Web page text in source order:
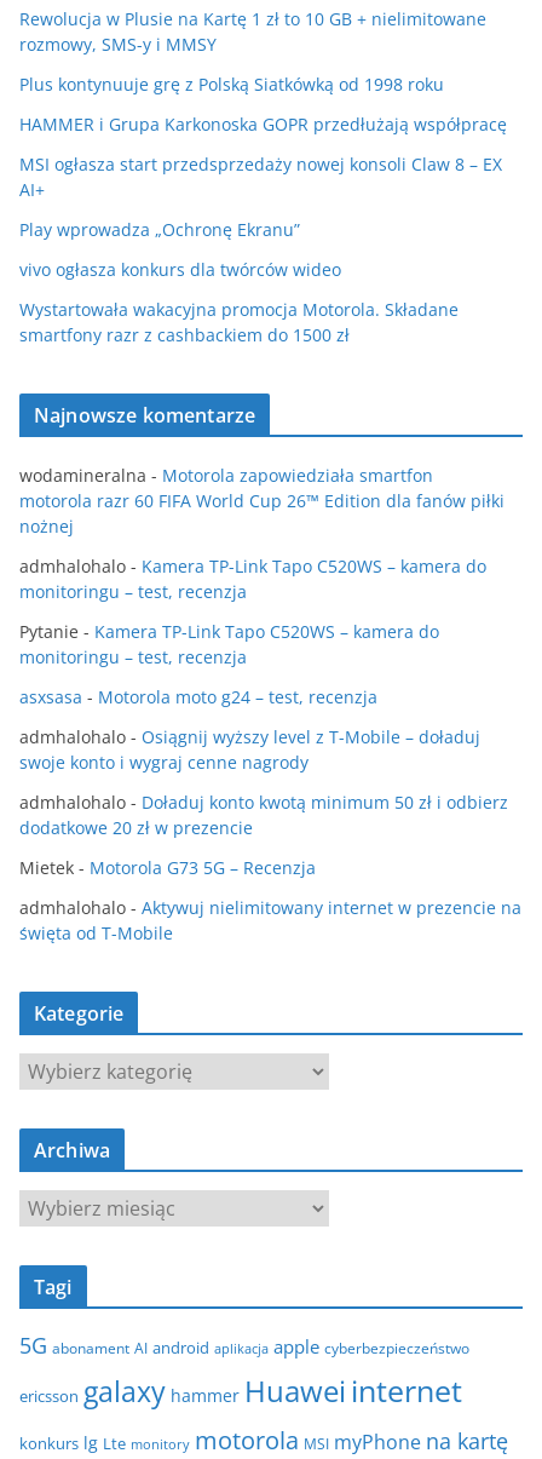
Rewolucja w Plusie na Kartę 1 zł to 10 GB + nielimitowane
rozmowy, SMS-y i MMSY
Plus kontynuuje grę z Polską Siatkówką od 1998 roku
HAMMER i Grupa Karkonoska GOPR przedłużają współpracę
MSI ogłasza start przedsprzedaży nowej konsoli Claw 8 – EX
AI+
Play wprowadza „Ochronę Ekranu”
vivo ogłasza konkurs dla twórców wideo
Wystartowała wakacyjna promocja Motorola. Składane
smartfony razr z cashbackiem do 1500 zł
Najnowsze komentarze
wodamineralna - Motorola zapowiedziała smartfon
motorola razr 60 FIFA World Cup 26™ Edition dla fanów piłki
nożnej
admhalohalo - Kamera TP-Link Tapo C520WS – kamera do
monitoringu – test, recenzja
Pytanie - Kamera TP-Link Tapo C520WS – kamera do
monitoringu – test, recenzja
asxsasa - Motorola moto g24 – test, recenzja
admhalohalo - Osiągnij wyższy level z T-Mobile – doładuj
swoje konto i wygraj cenne nagrody
admhalohalo - Doładuj konto kwotą minimum 50 zł i odbierz
dodatkowe 20 zł w prezencie
Mietek - Motorola G73 5G – Recenzja
admhalohalo - Aktywuj nielimitowany internet w prezencie na
święta od T-Mobile
Kategorie
K
t
g
e
Archiwa
A
c
w
Tagi
5G abonament AI android aplikacja apple cyberbezpieczeństwo
ericsson galaxy hammer Huawei internet
konkurs lg Lte monitory motorola MSI myPhone na kartę